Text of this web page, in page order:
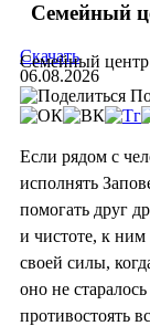
Семейный
Семейный центр
Скачать
06.08.2026
Если рядом с
исполнять
помогать друг
и чистоте, к ним
своей силы,
оно не
противостоять